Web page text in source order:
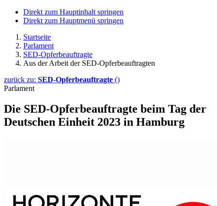
Direkt zum Hauptinhalt springen
Direkt zum Hauptmenü springen
Startseite
Parlament
SED-Opferbeauftragte
Aus der Arbeit der SED-Opferbeauftragten
zurück zu: SED-Opferbeauftragte ()
Parlament
Die SED-Opferbeauftragte beim Tag der
Deutschen Einheit 2023 in Hamburg